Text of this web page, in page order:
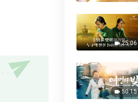
25:06
50:15